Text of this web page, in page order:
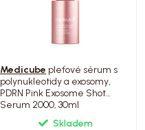
Medicube pleťové sérum s
polynukleotidy a exosomy,
PDRN Pink Exosome Shot
Serum 2000, 30ml
Skladem